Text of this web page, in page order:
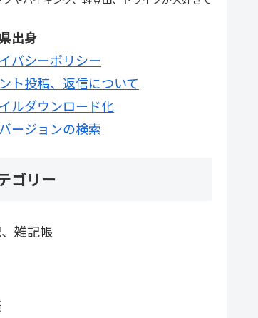
出身
バシーポリシー
ト投稿、返信について
ルダウンロード化
ージョンの検索
ゴリー
雑記帳